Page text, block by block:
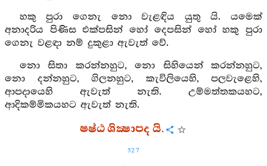
හකු පුරා ගෙනැ නො වැළඳිය යුතු යි. යමෙක්
අනාදරිය පිණිස එක්පසින් හෝ දෙපසින් හෝ හකු පුරා
ගෙනැ වළඳා නම් දුකුළා ඇවැත් වේ.
නො සිතා කරන්නහුට, නො සිහියෙන් කරන්නහුට,
නො දන්නහුට, ගිලනහුට, කැවිලියෙහි, පලවැළෙහි,
ආපදායෙහි ඇවැත් නැති. උම්මත්තකයහට,
ආදිකම්මිකයහට ඇවැත් නැති.
ෂෂ්ඨ ශික්‍ෂාපද යි.
527